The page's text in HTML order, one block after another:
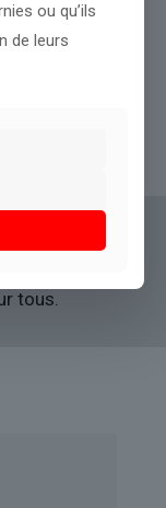
trois, sortie du
de 11,5% en
à des
tous.
ou qu’ils
de leurs